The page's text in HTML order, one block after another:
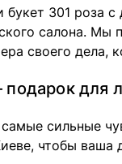
букет 301 роза
салона.
своего дела,
подарок для
сильные
чтобы